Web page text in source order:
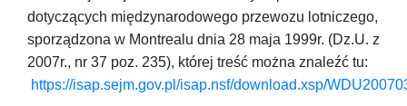
dotyczących międzynarodowego przewozu lotniczego,
sporządzona w Montrealu dnia 28 maja 1999r. (Dz.U. z
2007r., nr 37 poz. 235), której treść można znaleźć tu:
https://isap.sejm.gov.pl/isap.nsf/download.xsp/